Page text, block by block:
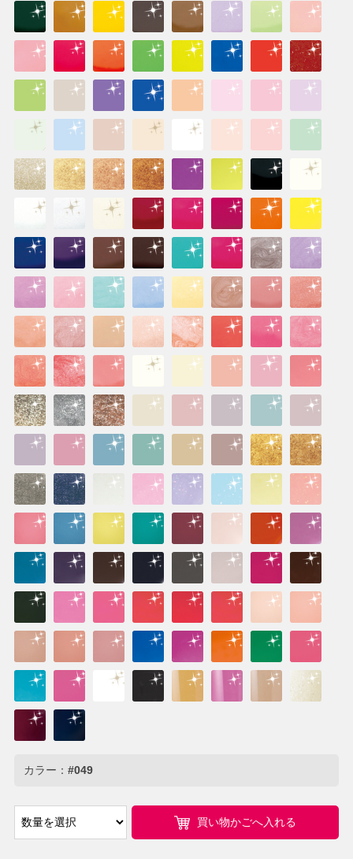
カラー： #049
買い物かごへ入れる